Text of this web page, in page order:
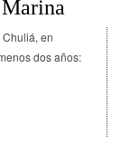
en
dos años: